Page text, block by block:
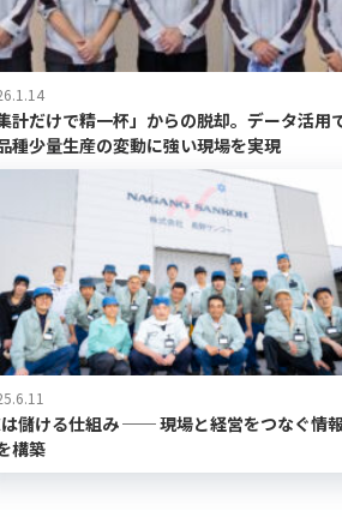
集計だけで精一杯」からの脱却。データ活用で
種少量生産の変動に強い現場を実現
儲ける仕組み ── 現場と経営をつなぐ情
構築